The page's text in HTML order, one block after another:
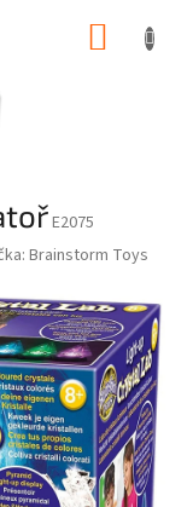
E2075
Brainstorm Toys